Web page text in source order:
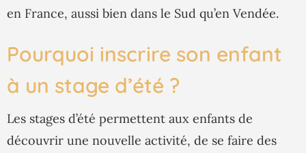
en France, aussi bien dans le Sud qu’en Vendée.
Pourquoi inscrire son enfant
à un stage d’été ?
Les stages d’été permettent aux enfants de
découvrir une nouvelle activité, de se faire des